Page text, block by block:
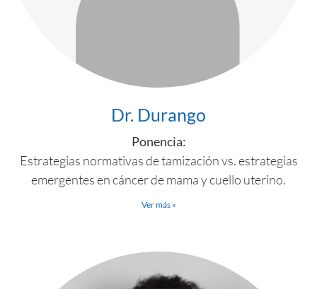
Dr. Durango
Ponencia:
Estrategias normativas de tamización vs. estrategias
emergentes en cáncer de mama y cuello uterino.
Ver más »